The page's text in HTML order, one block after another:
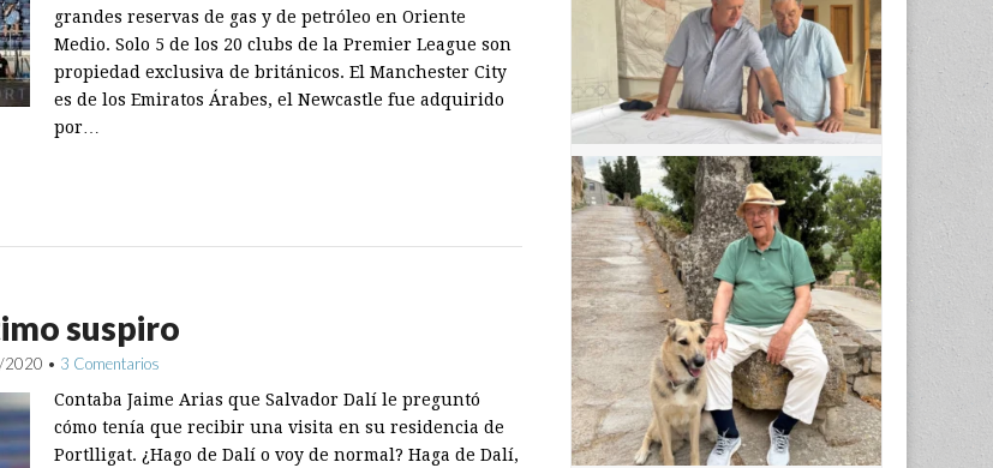
grandes reservas de gas y de petróleo en Oriente
Medio. Solo 5 de los 20 clubs de la Premier League son
propiedad exclusiva de británicos. El Manchester City
es de los Emiratos Árabes, el Newcastle fue adquirido
por…
suspiro
2020 • 3 Comentarios
Contaba Jaime Arias que Salvador Dalí le preguntó
cómo tenía que recibir una visita en su residencia de
Portlligat. ¿Hago de Dalí o voy de normal? Haga de Dalí,